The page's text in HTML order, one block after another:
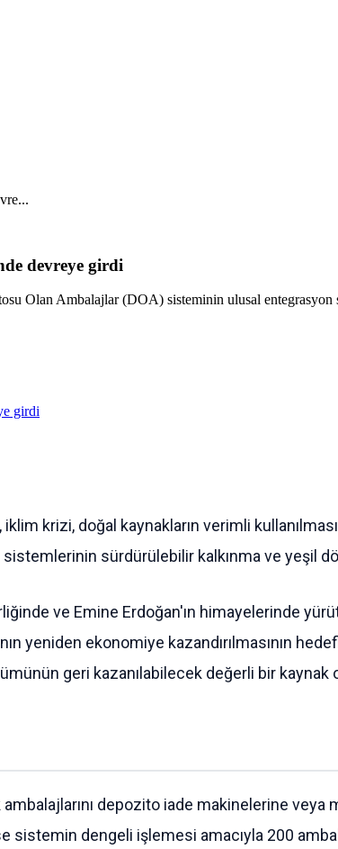
devreye girdi
Olan Ambalajlar (DOA) sisteminin ulusal
krizi, doğal kaynakların verimli
sürdürülebilir kalkınma ve yeşil
ve Emine Erdoğan'ın himayelerinde
yeniden ekonomiye kazandırılmasının
geri kazanılabilecek değerli bir kaynak
depozito iade makinelerine
sistemin dengeli işlemesi amacıyla 200